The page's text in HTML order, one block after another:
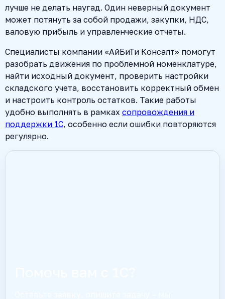
лучше не делать наугад. Один неверный документ
может потянуть за собой продажи, закупки, НДС,
валовую прибыль и управленческие отчеты.
Специалисты компании «АйБиТи Консалт» помогут
разобрать движения по проблемной номенклатуре,
найти исходный документ, проверить настройки
складского учета, восстановить корректный обмен
и настроить контроль остатков. Такие работы
удобно выполнять в рамках сопровождения и
поддержки 1С, особенно если ошибки повторяются
регулярно.